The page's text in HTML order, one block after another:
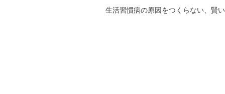
生活習慣病の原因をつくらない、賢